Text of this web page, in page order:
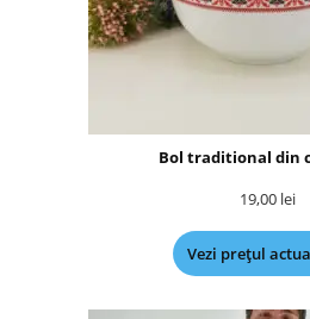
Bol traditional din
19,00 lei
Vezi prețul